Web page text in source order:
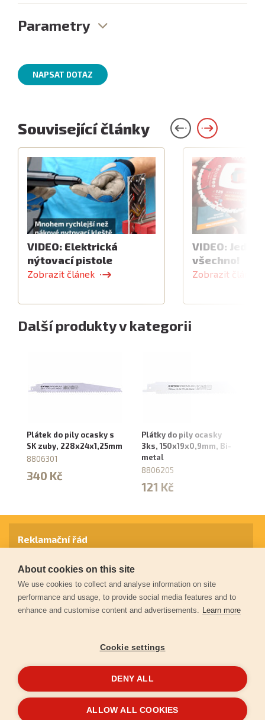
Parametry
NAPSAT DOTAZ
Související články
VIDEO: Elektrická
nýtovací pistole
Zobrazit článek
VIDEO:
všechno!
Zobrazit článek
Další produkty v kategorii
Plátek do pily ocasky s
SK zuby, 228x24x1,25mm
8806301
340 Kč
Plátky do pily ocasky
3ks, 150x19x0,9mm, Bi-
metal
8806205
121 Kč
© 2026Extol.cz- Všechna práva vyhrazena
Reklamační řád
Záruční podmínky
Ochrana osobních údajů
About cookies on this site
We use cookies to collect and analyse information on site
performance and usage, to provide social media features and to
enhance and customise content and advertisements. Learn more
Cookie settings
DENY ALL
ALLOW ALL COOKIES